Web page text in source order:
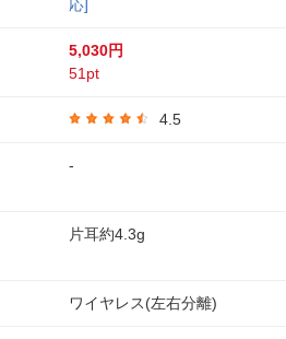
応]
5,030円
51pt
4.5
-
片耳約4.3g
ワイヤレス(左右分離)